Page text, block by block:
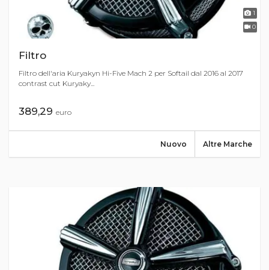
1
0
Filtro
Filtro dell'aria Kuryakyn Hi-Five Mach 2 per Softail dal 2016 al 2017
contrast cut Kuryaky...
389,29 euro
Altre Marche
Nuovo